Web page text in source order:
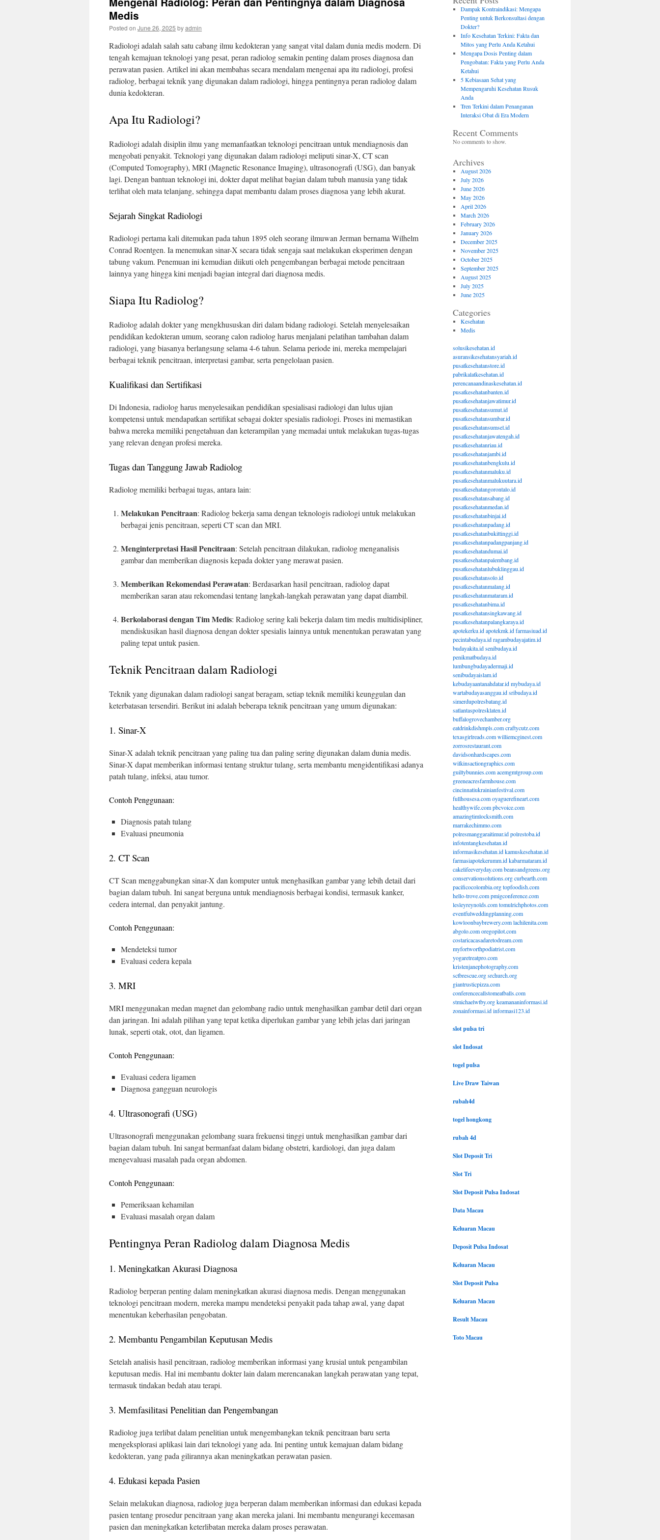
Medis
Posted on June 26, 2025 byadmin
Radiologi adalah salah satu cabang ilmu kedokteran yang sangat vital dalam dunia medis modern. Di
tengah kemajuan teknologi yang pesat, peran radiolog semakin penting dalam proses diagnosa dan
perawatan pasien. Artikel ini akan membahas secara mendalam mengenai apa itu radiologi, profesi
radiolog, berbagai teknik yang digunakan dalam radiologi, hingga pentingnya peran radiolog dalam
dunia kedokteran.
Apa Itu Radiologi?
Radiologi adalah disiplin ilmu yang memanfaatkan teknologi pencitraan untuk mendiagnosis dan
mengobati penyakit. Teknologi yang digunakan dalam radiologi meliputi sinar-X, CT scan
(Computed Tomography), MRI (Magnetic Resonance Imaging), ultrasonografi (USG), dan banyak
lagi. Dengan bantuan teknologi ini, dokter dapat melihat bagian dalam tubuh manusia yang tidak
terlihat oleh mata telanjang, sehingga dapat membantu dalam proses diagnosa yang lebih akurat.
Sejarah Singkat Radiologi
Radiologi pertama kali ditemukan pada tahun 1895 oleh seorang ilmuwan Jerman bernama Wilhelm
Conrad Roentgen. Ia menemukan sinar-X secara tidak sengaja saat melakukan eksperimen dengan
tabung vakum. Penemuan ini kemudian diikuti oleh pengembangan berbagai metode pencitraan
lainnya yang hingga kini menjadi bagian integral dari diagnosa medis.
Siapa Itu Radiolog?
Radiolog adalah dokter yang mengkhususkan diri dalam bidang radiologi. Setelah menyelesaikan
pendidikan kedokteran umum, seorang calon radiolog harus menjalani pelatihan tambahan dalam
radiologi, yang biasanya berlangsung selama 4-6 tahun. Selama periode ini, mereka mempelajari
berbagai teknik pencitraan, interpretasi gambar, serta pengelolaan pasien.
Kualifikasi dan Sertifikasi
Di Indonesia, radiolog harus menyelesaikan pendidikan spesialisasi radiologi dan lulus ujian
kompetensi untuk mendapatkan sertifikat sebagai dokter spesialis radiologi. Proses ini memastikan
bahwa mereka memiliki pengetahuan dan keterampilan yang memadai untuk melakukan tugas-tugas
yang relevan dengan profesi mereka.
Tugas dan Tanggung Jawab Radiolog
Radiolog memiliki berbagai tugas, antara lain:
Melakukan Pencitraan: Radiolog bekerja sama dengan teknologis radiologi untuk melakukan
berbagai jenis pencitraan, seperti CT scan dan MRI.
Menginterpretasi Hasil Pencitraan: Setelah pencitraan dilakukan, radiolog menganalisis
gambar dan memberikan diagnosis kepada dokter yang merawat pasien.
Memberikan Rekomendasi Perawatan: Berdasarkan hasil pencitraan, radiolog dapat
memberikan saran atau rekomendasi tentang langkah-langkah perawatan yang dapat diambil.
Berkolaborasi dengan Tim Medis: Radiolog sering kali bekerja dalam tim medis multidisipliner,
mendiskusikan hasil diagnosa dengan dokter spesialis lainnya untuk menentukan perawatan yang
paling tepat untuk pasien.
Teknik Pencitraan dalam Radiologi
Teknik yang digunakan dalam radiologi sangat beragam, setiap teknik memiliki keunggulan dan
keterbatasan tersendiri. Berikut ini adalah beberapa teknik pencitraan yang umum digunakan:
1. Sinar-X
Sinar-X adalah teknik pencitraan yang paling tua dan paling sering digunakan dalam dunia medis.
Sinar-X dapat memberikan informasi tentang struktur tulang, serta membantu mengidentifikasi adanya
patah tulang, infeksi, atau tumor.
Contoh Penggunaan:
Diagnosis patah tulang
Evaluasi pneumonia
2. CT Scan
CT Scan menggabungkan sinar-X dan komputer untuk menghasilkan gambar yang lebih detail dari
bagian dalam tubuh. Ini sangat berguna untuk mendiagnosis berbagai kondisi, termasuk kanker,
cedera internal, dan penyakit jantung.
Contoh Penggunaan:
Mendeteksi tumor
Evaluasi cedera kepala
3. MRI
MRI menggunakan medan magnet dan gelombang radio untuk menghasilkan gambar detil dari organ
dan jaringan. Ini adalah pilihan yang tepat ketika diperlukan gambar yang lebih jelas dari jaringan
lunak, seperti otak, otot, dan ligamen.
Contoh Penggunaan:
Evaluasi cedera ligamen
Diagnosa gangguan neurologis
4. Ultrasonografi (USG)
Ultrasonografi menggunakan gelombang suara frekuensi tinggi untuk menghasilkan gambar dari
bagian dalam tubuh. Ini sangat bermanfaat dalam bidang obstetri, kardiologi, dan juga dalam
mengevaluasi masalah pada organ abdomen.
Contoh Penggunaan:
Pemeriksaan kehamilan
Evaluasi masalah organ dalam
Pentingnya Peran Radiolog dalam Diagnosa Medis
1. Meningkatkan Akurasi Diagnosa
Radiolog berperan penting dalam meningkatkan akurasi diagnosa medis. Dengan menggunakan
teknologi pencitraan modern, mereka mampu mendeteksi penyakit pada tahap awal, yang dapat
menentukan keberhasilan pengobatan.
2. Membantu Pengambilan Keputusan Medis
Setelah analisis hasil pencitraan, radiolog memberikan informasi yang krusial untuk pengambilan
keputusan medis. Hal ini membantu dokter lain dalam merencanakan langkah perawatan yang tepat,
termasuk tindakan bedah atau terapi.
3. Memfasilitasi Penelitian dan Pengembangan
Radiolog juga terlibat dalam penelitian untuk mengembangkan teknik pencitraan baru serta
mengeksplorasi aplikasi lain dari teknologi yang ada. Ini penting untuk kemajuan dalam bidang
kedokteran, yang pada gilirannya akan meningkatkan perawatan pasien.
4. Edukasi kepada Pasien
Selain melakukan diagnosa, radiolog juga berperan dalam memberikan informasi dan edukasi kepada
pasien tentang prosedur pencitraan yang akan mereka jalani. Ini membantu mengurangi kecemasan
pasien dan meningkatkan keterlibatan mereka dalam proses perawatan.
Dampak Kontraindikasi: Mengapa
Penting untuk Berkonsultasi dengan
Dokter?
Info Kesehatan Terkini: Fakta dan
Mitos yang Perlu Anda Ketahui
Mengapa Dosis Penting dalam
Pengobatan: Fakta yang Perlu Anda
Ketahui
5 Kebiasaan Sehat yang
Mempengaruhi Kesehatan Rusuk
Anda
Tren Terkini dalam Penanganan
Interaksi Obat di Era Modern
Recent Comments
No comments to show.
Archives
August 2026
July 2026
June 2026
May 2026
April 2026
March 2026
February 2026
January 2026
December 2025
November 2025
October 2025
September 2025
August 2025
July 2025
June 2025
Categories
Kesehatan
Medis
solusikesehatan.id
asuransikesehatansyariah.id
pusatkesehatanstore.id
pabrikalatkesehatan.id
perencanaandinaskesehatan.id
pusatkesehatanbanten.id
pusatkesehatanjawatimur.id
pusatkesehatansumut.id
pusatkesehatansumbar.id
pusatkesehatansumsel.id
pusatkesehatanjawatengah.id
pusatkesehatanriau.id
pusatkesehatanjambi.id
pusatkesehatanbengkulu.id
pusatkesehatanmaluku.id
pusatkesehatanmalukuutara.id
pusatkesehatangorontalo.id
pusatkesehatansabang.id
pusatkesehatanmedan.id
pusatkesehatanbinjai.id
pusatkesehatanpadang.id
pusatkesehatanbukittinggi.id
pusatkesehatanpadangpanjang.id
pusatkesehatandumai.id
pusatkesehatanpalembang.id
pusatkesehatanlubuklinggau.id
pusatkesehatansolo.id
pusatkesehatanmalang.id
pusatkesehatanmataram.id
pusatkesehatanbima.id
pusatkesehatansingkawang.id
pusatkesehatanpalangkaraya.id
apotekerku.idapotekmk.idfarmasiuad.id
pecintabudaya.idragambudayajatim.id
budayakita.idsenibudaya.id
penikmatbudaya.id
lumbungbudayadermaji.id
senibudayaislam.id
kebudayaantanahdatar.idmybudaya.id
wartabudayasanggau.idsribudaya.id
simerdupolresbatang.id
satlantaspolresklaten.id
buffalogrovechamber.org
eatdrinkdishmpls.comcraftycutz.com
texasgirlreads.comwilliemcginest.com
zorrosrestaurant.com
davidsonhardscapes.com
wilkinsactiongraphics.com
guiltybunnies.comacemgmtgroup.com
greeneacresfarmhouse.com
cincinnatiukrainianfestival.com
fullhousesa.comoyaguerefineart.com
healthywife.compbcvoice.com
amazingtimlocksmith.com
marrakechimmo.com
polresmanggaraitimur.idpolrestoba.id
infotentangkesehatan.id
informasikesehatan.idkamuskesehatan.id
farmasiapotekerumm.idkabarmataram.id
cakelifeeveryday.combeansandgreens.org
conservationsolutions.orgcurbearth.com
pacificocolombia.orgtopfoodish.com
hello-trove.compmigconference.com
lesleyreynolds.comtomulrichphotos.com
eventfulweddingplanning.com
kowloonbaybrewery.comlachilenita.com
abgolo.comoregopilot.com
costaricacasadaretodream.com
myfortworthpodiatrist.com
yogaretreatpro.com
kristenjanephotography.com
sctbrescue.orgsrchurch.org
giantrusticpizza.com
conferencecallstomeatballs.com
stmichaelwtby.orgkeamananinformasi.id
zonainformasi.idinformasi123.id
slot pulsa tri
slot Indosat
togel pulsa
Live Draw Taiwan
rubah4d
togel hongkong
rubah 4d
Slot Deposit Tri
Slot Tri
Slot Deposit Pulsa Indosat
Data Macau
Keluaran Macau
Deposit Pulsa Indosat
Keluaran Macau
Slot Deposit Pulsa
Keluaran Macau
Result Macau
Toto Macau